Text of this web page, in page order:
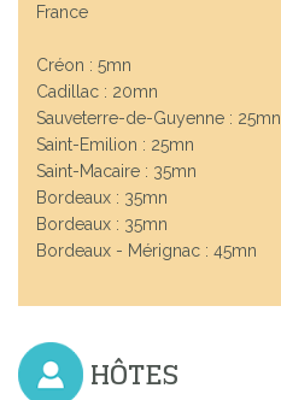
France
Créon : 5mn
Cadillac : 20mn
Sauveterre-de-Guyenne : 25mn
Saint-Emilion : 25mn
Saint-Macaire : 35mn
Bordeaux : 35mn
Bordeaux : 35mn
Bordeaux - Mérignac : 45mn
HÔTES